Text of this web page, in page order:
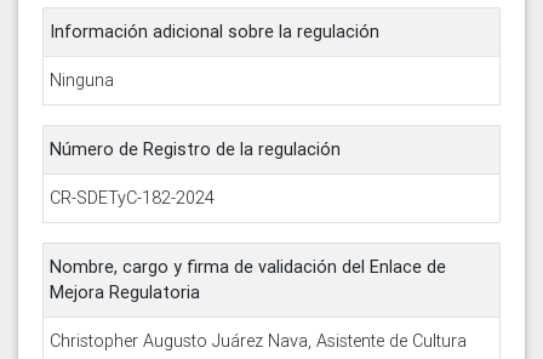
Información adicional sobre la regulación
Ninguna
Número de Registro de la regulación
CR-SDETyC-182-2024
Nombre, cargo y firma de validación del Enlace de
Mejora Regulatoria
Christopher Augusto Juárez Nava, Asistente de Cultura